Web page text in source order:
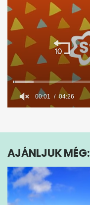
4
26
seconds
AJÁNLJUK MÉG: